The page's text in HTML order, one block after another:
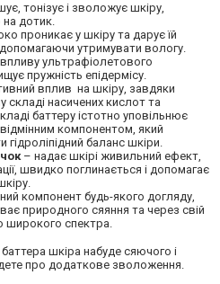
тонізує і зволожує шкіру,
дотик.
проникає у шкіру та дарує їй
утримувати вологу.
ультрафіолетового
пружність епідермісу.
вплив на шкіру, завдяки
складі насичених кислот та
баттеру істотно уповільнює
компонентом, який
баланс шкіри.
– надає шкірі живильний ефект,
швидко поглинається і допомагає
компонент будь-якого догляду,
природного сяяння та через свій
широкого спектра.
шкіра набуде сяючого і
про додаткове зволоження.